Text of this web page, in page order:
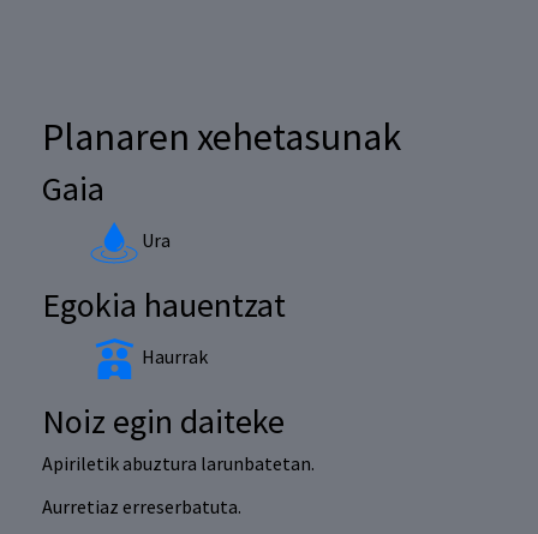
Planaren xehetasunak
Gaia
Ura
Egokia hauentzat
Haurrak
Noiz egin daiteke
Apiriletik abuztura larunbatetan.
Aurretiaz erreserbatuta.